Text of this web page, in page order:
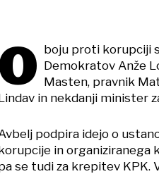
O boju proti korupciji
Demokratov Anže
Masten, pravnik
in nekdanji minister
podpira idejo o
in organiziranega
se tudi za krepitev